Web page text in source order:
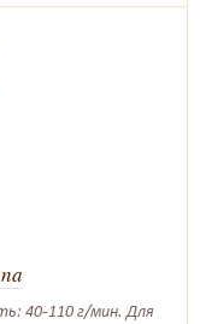
40-110 г/мин. Для